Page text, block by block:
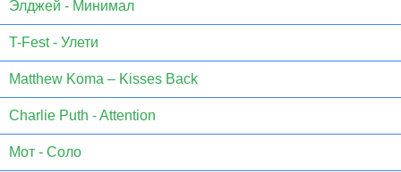
Элджей - Минимал
T-Fest - Улети
Matthew Koma – Kisses Back
Charlie Puth - Attention
Мот - Соло